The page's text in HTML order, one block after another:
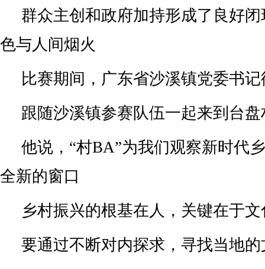
群众主创和政府加持形成了良好
色与人间烟火
比赛期间，广东省沙溪镇党委书
跟随沙溪镇参赛队伍一起来到台盘
他说，“村BA”为我们观察新时代
全新的窗口
乡村振兴的根基在人，关键在于文
要通过不断对内探求，寻找当地